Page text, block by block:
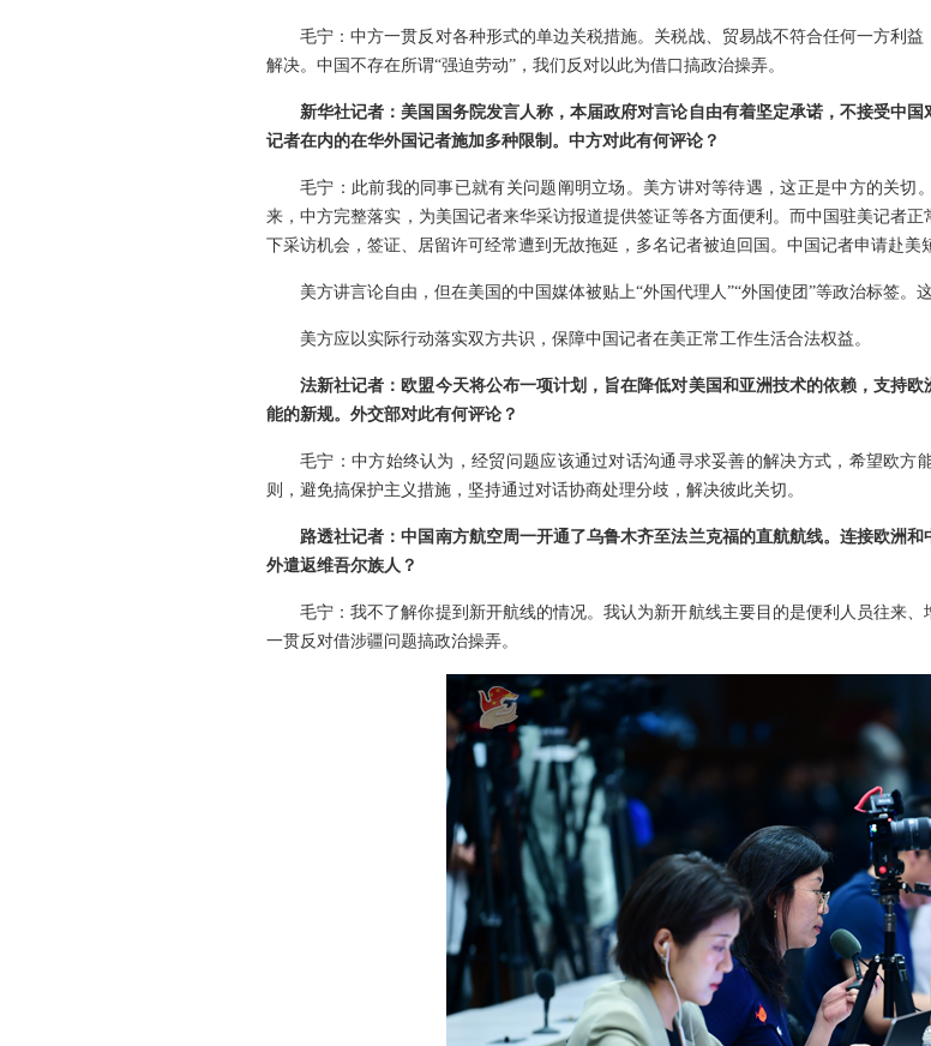
毛宁：中方一贯反对各种形式的单边关税措施。关税战、贸易战不符合任何一方利
解决。中国不存在所谓“强迫劳动”，我们反对以此为借口搞政治操弄。
新华社记者：美国国务院发言人称，本届政府对言论自由有着坚定承诺，不接受中
记者在内的在华外国记者施加多种限制。中方对此有何评论？
毛宁：此前我的同事已就有关问题阐明立场。美方讲对等待遇，这正是中方的关切
来，中方完整落实，为美国记者来华采访报道提供签证等各方面便利。而中国驻美记者
下采访机会，签证、居留许可经常遭到无故拖延，多名记者被迫回国。中国记者申请赴美
美方讲言论自由，但在美国的中国媒体被贴上“外国代理人”“外国使团”等政治标签。
美方应以实际行动落实双方共识，保障中国记者在美正常工作生活合法权益。
法新社记者：欧盟今天将公布一项计划，旨在降低对美国和亚洲技术的依赖，支持
能的新规。外交部对此有何评论？
毛宁：中方始终认为，经贸问题应该通过对话沟通寻求妥善的解决方式，希望欧方
则，避免搞保护主义措施，坚持通过对话协商处理分歧，解决彼此关切。
路透社记者：中国南方航空周一开通了乌鲁木齐至法兰克福的直航航线。连接欧洲
外遣返维吾尔族人？
毛宁：我不了解你提到新开航线的情况。我认为新开航线主要目的是便利人员往来
一贯反对借涉疆问题搞政治操弄。